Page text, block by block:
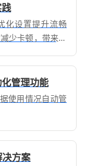
化设置提升流畅
少卡顿，带来更
管理功能
使用情况自动管
方案